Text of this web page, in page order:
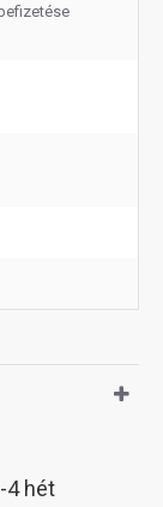
4 hét